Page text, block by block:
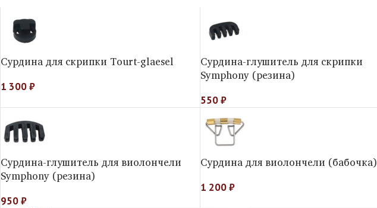
Сурдина для скрипки Tourt-glaesel
1 300₽
Сурдина-глушитель для скрипки
Symphony (резина)
550₽
Сурдина-глушитель для виолончели
Symphony (резина)
950₽
Сурдина для виолончели (бабочка)
1 200₽